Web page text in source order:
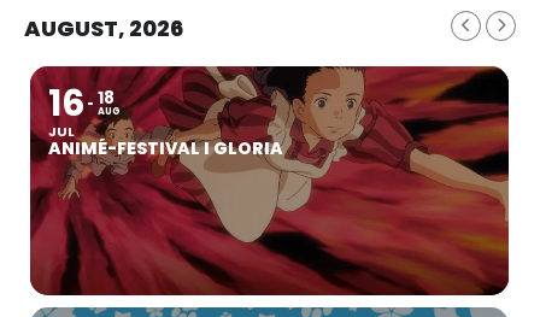
AUGUST, 2026
16
JUL
18
AUG
ANIMÉ-FESTIVAL I GLORIA